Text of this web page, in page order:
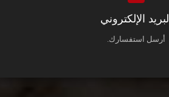
البريد الإلكتروني
أرسل استفسارك.